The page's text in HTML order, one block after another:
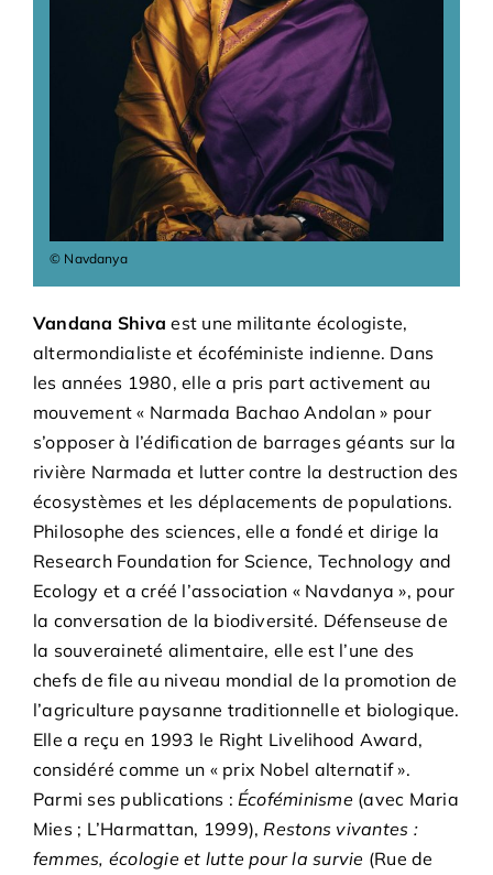
Adhésions
Archives
© Navdanya
Vandana Shiva est une militante écologiste,
altermondialiste et écoféministe indienne. Dans
les années 1980, elle a pris part activement au
mouvement « Narmada Bachao Andolan » pour
s’opposer à l’édification de barrages géants sur la
rivière Narmada et lutter contre la destruction des
écosystèmes et les déplacements de populations.
Philosophe des sciences, elle a fondé et dirige la
Research Foundation for Science, Technology and
Ecology et a créé l’association « Navdanya », pour
la conversation de la biodiversité. Défenseuse de
la souveraineté alimentaire, elle est l’une des
chefs de file au niveau mondial de la promotion de
l’agriculture paysanne traditionnelle et biologique.
Elle a reçu en 1993 le Right Livelihood Award,
considéré comme un « prix Nobel alternatif ».
Parmi ses publications : Écoféminisme (avec Maria
Mies ; L’Harmattan, 1999), Restons vivantes :
femmes, écologie et lutte pour la survie (Rue de